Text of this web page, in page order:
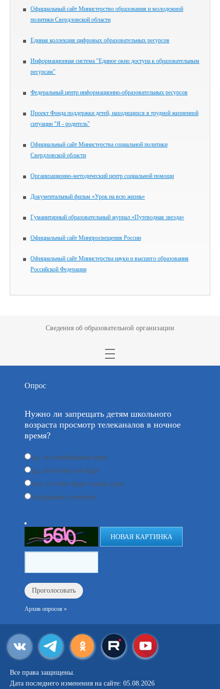
Официальный сайт Министерство образования и молодежной
политики Свердловской области
Единая коллекция цифровых образовательных ресурсов
Информационная система "Единое окно доступа к образовательным
ресурсам"
Федеральный центр информационно-образовательных ресурсов
Проект Фонда поддержки детей, находящихся в трудной жизненной
ситуации "Я - родитель"
Официальный сайт Министерства социальной политики
Свердловской области
Организационно-методический центр социальной помощи
Документальный фильм «Урок на всю жизнь»
Гуманитарный образовательный журнал «Путеводная звезда»
Официальный сайт Минпросвещения России
Официальный сайт Министерства науки и высшего образования
Российской Федерации
Сведения об образовательной организации
Опрос
Нужно ли запрещать детям школьного
возраста просмотр телеканалов в ночное
время?
да, это необходимая мера
да, хотя толку не будет
нет, от этого будет только хуже
затрудняюсь ответить
НОВАЯ КАРТИНКА
Архив опросов »
Все права защищены.
Дата последнего изменения на сайте: 05.08.2026